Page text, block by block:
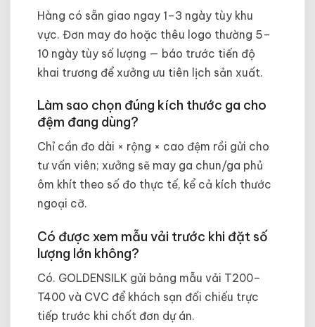
Hàng có sẵn giao ngay 1–3 ngày tùy khu
vực. Đơn may đo hoặc thêu logo thường 5–
10 ngày tùy số lượng — báo trước tiến độ
khai trương để xưởng ưu tiên lịch sản xuất.
Làm sao chọn đúng kích thước ga cho
đệm đang dùng?
Chỉ cần đo dài × rộng × cao đệm rồi gửi cho
tư vấn viên; xưởng sẽ may ga chun/ga phủ
ôm khít theo số đo thực tế, kể cả kích thước
ngoại cỡ.
Có được xem mẫu vải trước khi đặt số
lượng lớn không?
Có. GOLDENSILK gửi bảng mẫu vải T200–
T400 và CVC để khách sạn đối chiếu trực
tiếp trước khi chốt đơn dự án.